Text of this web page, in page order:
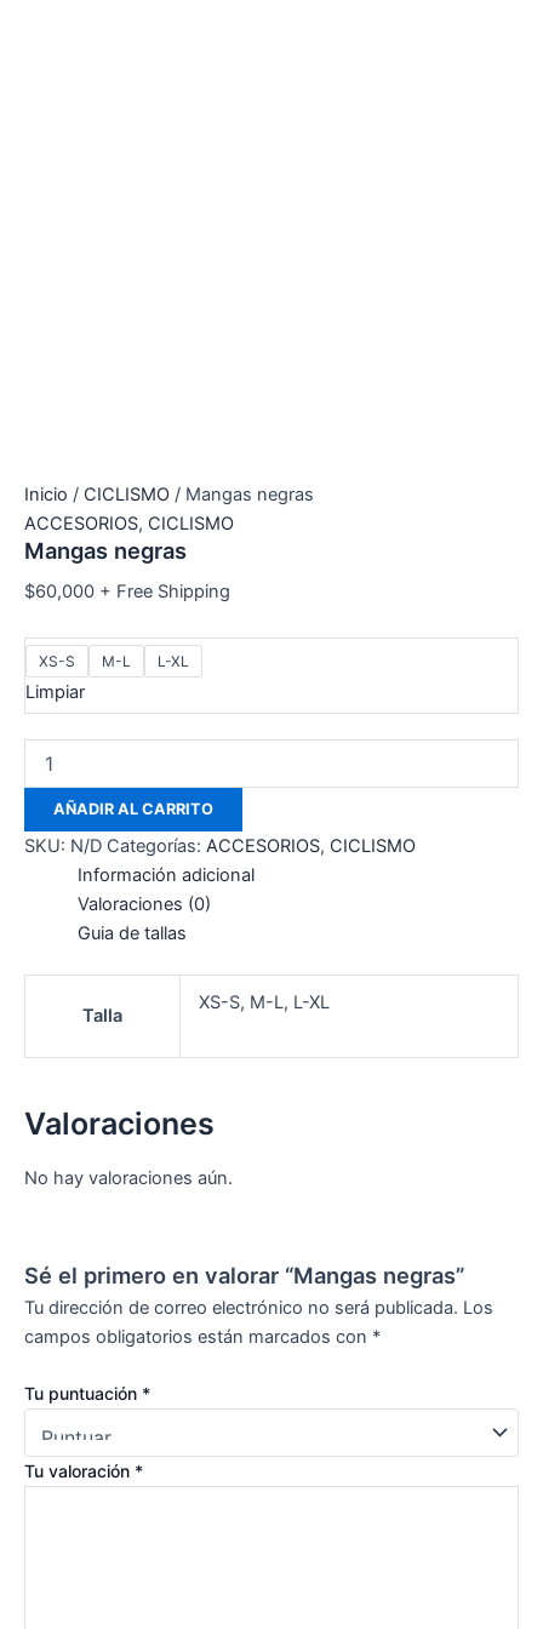
Inicio / CICLISMO / Mangas negras
ACCESORIOS, CICLISMO
Mangas negras
$60,000 + Free Shipping
XS-S M-L L-XL
Limpiar
AÑADIR AL CARRITO
SKU: N/D Categorías: ACCESORIOS, CICLISMO
Información adicional
Valoraciones (0)
Guia de tallas
Talla
XS-S, M-L, L-XL
Valoraciones
No hay valoraciones aún.
Sé el primero en valorar “Mangas negras”
Tu dirección de correo electrónico no será publicada. Los
campos obligatorios están marcados con *
Tu puntuación *
Tu valoración *